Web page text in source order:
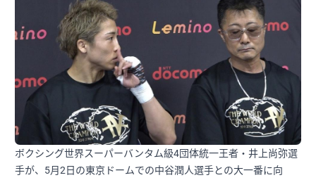
ボクシング世界スーパーバンタム級4団体統一王者・井上尚弥選
手が、5月2日の東京ドームでの中谷潤人選手との大一番に向